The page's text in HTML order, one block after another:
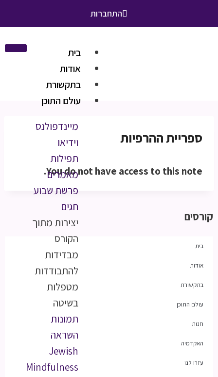
התחברות
בית
אודות
בתקשורת
עולם התוכן
מיינדפולנס
וידיאו
תפילות
מאמרים
פרשת שבוע
חגים
יצירות מתוך
הקורס
מבדידות
להתבודדות
מטפלות
בשיטה
תמונות
השראה
Jewish
Mindfulness
ספריית ההרפיות
You do not have access to this note.
קורסים
בית
אודות
בתקשורת
עולם התוכן
חנות
האקדמיה
עזרו לנו